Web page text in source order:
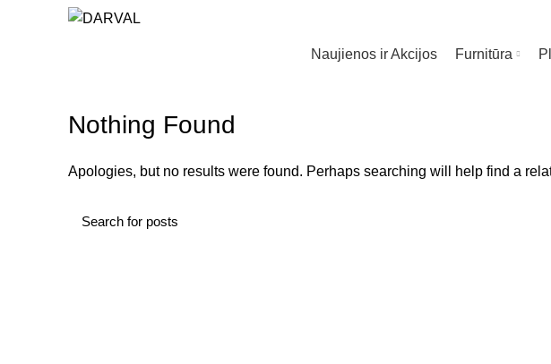
Naujienos ir Akcijos Furnitūra
Nothing Found
Apologies, but no results were found. Perhaps searching will help find a